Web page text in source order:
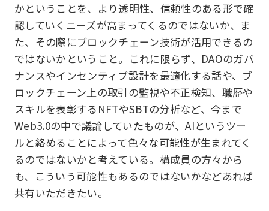
かということを、より透明性、信頼性のある形で確
認していくニーズが高まってくるのではないか、ま
た、その際にブロックチェーン技術が活用できるの
ではないかということ。これに限らず、DAOのガバ
ナンスやインセンティブ設計を最適化する話や、ブ
ロックチェーン上の取引の監視や不正検知、職歴や
スキルを表彰するNFTやSBTの分析など、今まで
Web3.0の中で議論していたものが、AIというツー
ルと絡めることによって色々な可能性が生まれてく
るのではないかと考えている。構成員の方々から
も、こういう可能性もあるのではないかなどあれば
共有いただきたい。